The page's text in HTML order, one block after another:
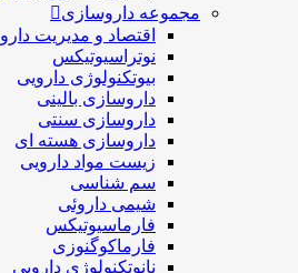
مجموعه داروسازی
اقتصاد و مديريت دارو
نوتراسیوتیکس
بيوتكنولوژی دارویی
داروسازی بالينی
داروسازی سنتی
داروسازی هسته ای
زیست مواد دارویی
سم شناسی
شيمی داروئی
فارماسيوتيكس
فارماكوگنوزی
نانوتکنولوژی دارویی